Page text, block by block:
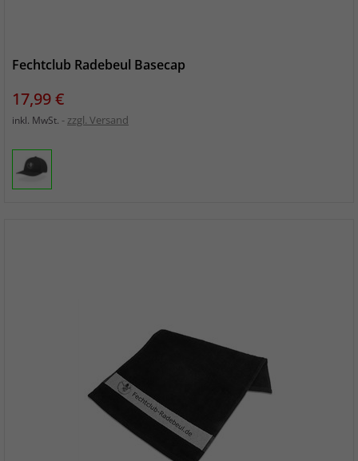
Fechtclub Radebeul Basecap
Preis
17,99 €
inkl. MwSt. zzgl. Versand